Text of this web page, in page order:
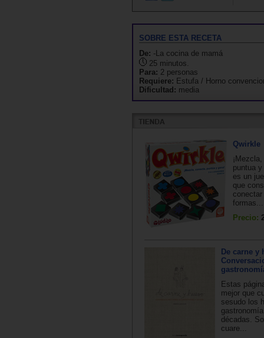
SOBRE ESTA RECETA
De: -La cocina de mamá
25 minutos.
Para: 2 personas
Requiere: Estufa / Horno
Dificultad: media
Qwirkle
puntua
es un
que
Precio:
De carne y
Estas
mejor que
sesudo los
décadas.
cuare...